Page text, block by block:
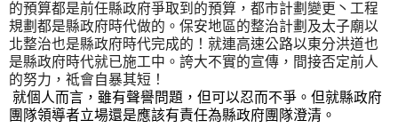
的預算都是前任縣政府爭取到的預算，都市計劃變更丶工程
規劃都是縣政府時代做的。保安地區的整治計劃及太子廟以
北整治也是縣政府時代完成的！就連高速公路以東分洪道也
是縣政府時代就已施工中。誇大不實的宣傳，間接否定前人
的努力，祗會自暴其短！
就個人而言，雖有聲譽問題，但可以忍而不爭。但就縣政府
團隊領導者立場還是應該有責任為縣政府團隊澄清。